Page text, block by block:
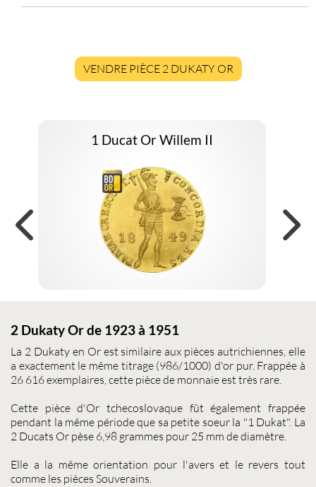
VENDRE PIÈCE 2 DUKATY OR
1 Ducat Or Willem II
2 Dukaty Or de 1923 à 1951
La 2 Dukatyen Or est similaire aux pièces autrichiennes, elle
a exactement le même titrage (986/1000) d'or pur. Frappée à
26 616 exemplaires, cette pièce de monnaieest très rare.
Cette pièce d'Or tchecoslovaque fût également frappée
pendant la même période que sa petite soeur la "1 Dukat". La
2 Ducats Or pèse 6,98 grammes pour 25 mm de diamètre.
Elle a la même orientation pour l'avers et le revers tout
comme les pièces Souverains.